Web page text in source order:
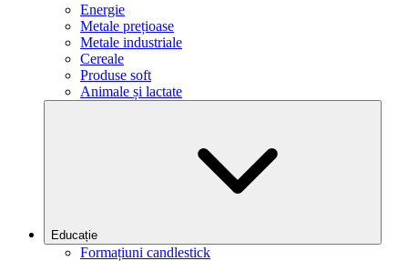
Energie
Metale prețioase
Metale industriale
Cereale
Produse soft
Animale și lactate
Educație
Formațiuni candlestick